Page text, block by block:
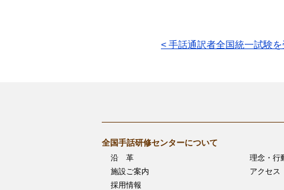
投
ビ
ゲ
< 手話通訳者全国統一試験
全国手話研修センターについて
沿 革
理念・行
施設ご案内
アクセス
採用情報